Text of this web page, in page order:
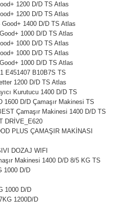
1200 D/D TS Atlas
1200 D/D TS Atlas
1400 D/D TS Atlas
1000 D/D TS Atlas
1000 D/D TS Atlas
1000 D/D TS Atlas
1000 D/D TS Atlas
E451407 B10B7S TS
1200 D/D TS Atlas
Kurutucu 1400 D/D TS
1600 D/D Çamaşır Makinesi TS
Çamaşır Makinesi 1400 D/D TS
DRİVE_E620
PLUS ÇAMAŞIR MAKİNASI
DOZAJ WIFI
Makinesi 1400 D/D 8/5 KG TS
1000 D/D
1000 D/D
1200D/D